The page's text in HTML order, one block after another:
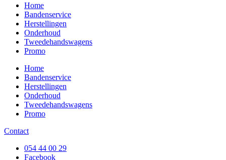
Home
Bandenservice
Herstellingen
Onderhoud
Tweedehandswagens
Promo
Home
Bandenservice
Herstellingen
Onderhoud
Tweedehandswagens
Promo
Contact
054 44 00 29
Facebook